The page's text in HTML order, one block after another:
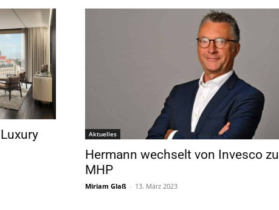
Aktuelles
Hermann wechselt von Invesco zu
MHP
Miriam Glaß - 13. März 2023